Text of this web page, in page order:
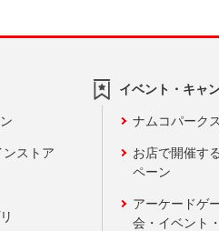
ストア
イベント・キャ
ナムコパークス
お店で開催す
ペーン
アーケードゲ
会・イベント